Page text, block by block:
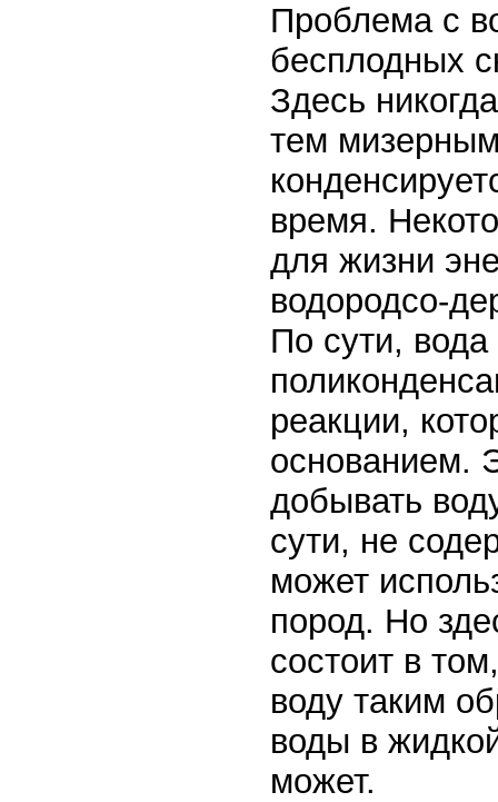
Проблема с
бесплодных
Здесь
тем
время.
для жизни
водородсо-
По сути,
реакции,
основанием.
добывать
сути, не
может
пород. Но
состоит в
воду таким
воды в
может.